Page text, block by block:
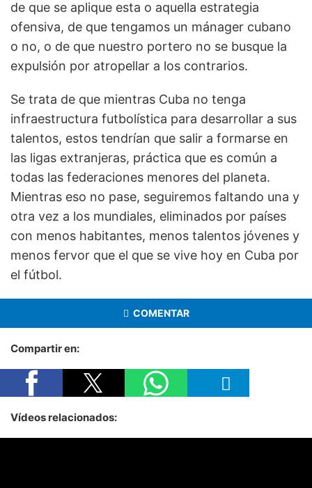
de que se aplique esta o aquella estrategia
ofensiva, de que tengamos un mánager cubano
o no, o de que nuestro portero no se busque la
expulsión por atropellar a los contrarios.
Se trata de que mientras Cuba no tenga
infraestructura futbolística para desarrollar a sus
talentos, estos tendrían que salir a formarse en
las ligas extranjeras, práctica que es común a
todas las federaciones menores del planeta.
Mientras eso no pase, seguiremos faltando una y
otra vez a los mundiales, eliminados por países
con menos habitantes, menos talentos jóvenes y
menos fervor que el que se vive hoy en Cuba por
el fútbol.
COMENTAR
Compartir en:
Vídeos relacionados: